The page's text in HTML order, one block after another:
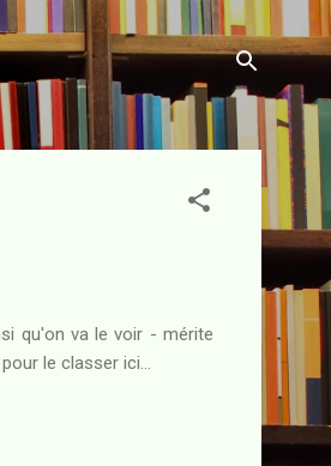
qu'on va le voir - mérite
le classer ici...